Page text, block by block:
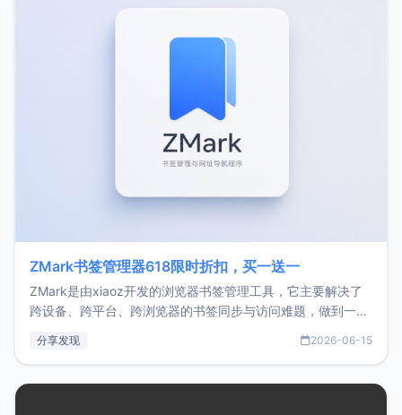
ZMark书签管理器618限时折扣，买一送一
ZMark是由xiaoz开发的浏览器书签管理工具，它主要解决了
跨设备、跨平台、跨浏览器的书签同步与访问难题，做到一处
用，让管理更高效。ZMark官网地址：
分享发现 2026-06-15